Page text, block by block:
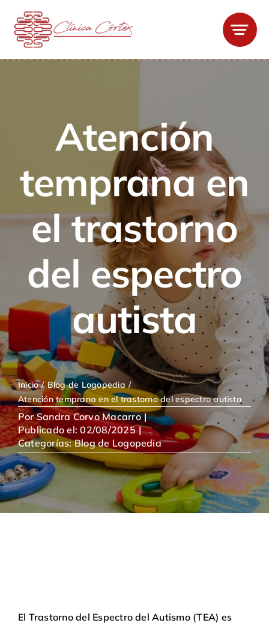
contenido
Atención
temprana en
el trastorno
del espectro
autista
Inicio
Blog de Logopedia
Atención temprana en el trastorno del espectro autista
PorSandra Corvo Macarro |
Publicado el: 02/08/2025 |
Categorías:Blog de Logopedia
El Trastorno del Espectro del Autismo (TEA) es